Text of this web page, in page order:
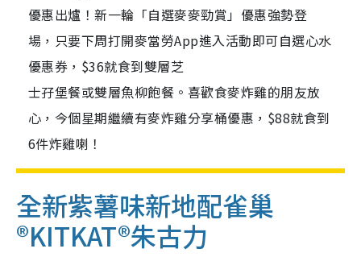
優惠出爐！新一輪「自選麥麥勁賞」優惠強勢登
場，只要下周打開麥當勞App進入活動即可自選心水
優惠券，$36就食到雙層芝
士孖堡餐或雙層魚柳飽餐。喜歡食麥炸雞的朋友放
心，今個星期繼續有麥炸雞分享桶優惠，$88就食到
6件炸雞喇！
全新紫薯味新地配雀巢
®KITKAT®朱古力